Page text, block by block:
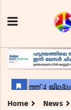
Home News